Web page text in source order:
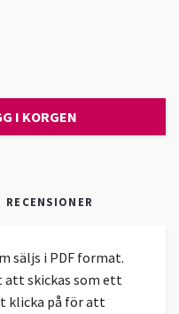
I KORGEN
RECENSIONER
säljs i PDF format.
att skickas som ett
klicka på för att